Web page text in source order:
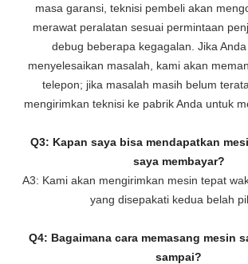
masa garansi, teknisi pembeli akan
merawat peralatan sesuai permintaan
debug beberapa kegagalan. Jika
menyelesaikan masalah, kami akan
telepon; jika masalah masih belum
mengirimkan teknisi ke pabrik Anda untuk
Q3: Kapan saya bisa mendapatkan
saya membayar?
A3: Kami akan mengirimkan mesin tepat
yang disepakati kedua belah
Q4: Bagaimana cara memasang mesin
sampai?